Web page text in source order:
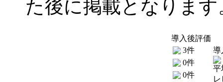
た後に掲載となります
導入後評価
3件
0件
0件
導
平